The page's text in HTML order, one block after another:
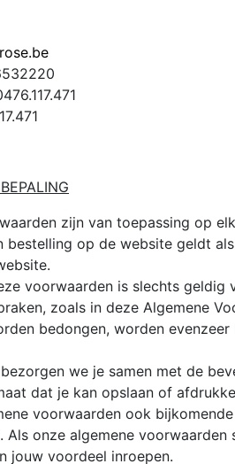
zijn van toepassing op
bestelling op de website geldt
voorwaarden is slechts
zoals in deze Algemene
bedongen, worden
we je samen met de
dat je kan opslaan of
voorwaarden ook
Als onze algemene
jouw voordeel inroepen.